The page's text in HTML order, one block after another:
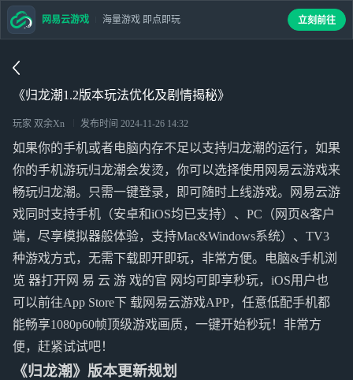
《归龙潮1.2版本玩法优化及剧情揭秘》
玩家 双余Xn 发布时间 2024-11-26 14:32
如果你的手机或者电脑内存不足以支持归龙潮的运行，如果
你的手机游玩归龙潮会发烫，你可以选择使用网易云游戏来
畅玩归龙潮。只需一键登录，即可随时上线游戏。网易云游
戏同时支持手机（安卓和iOS均已支持）、PC（网页&客户
端，尽享模拟器般体验，支持Mac&Windows系统）、TV3
种游戏方式，无需下载即开即玩，非常方便。电脑&手机浏
览 器打开网 易 云 游 戏的官 网均可即享秒玩，iOS用户也
可以前往App Store下 载网易云游戏APP，任意低配手机都
能畅享1080p60帧顶级游戏画质，一键开始秒玩！非常方
便，赶紧试试吧！
《归龙潮》版本更新规划
网易云游戏 海量游戏 即点即玩 立刻前往